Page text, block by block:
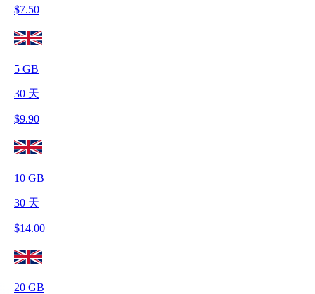
$7.50
5 GB
30 天
$9.90
10 GB
30 天
$14.00
20 GB